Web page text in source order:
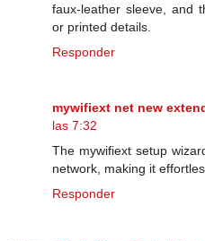
faux-leather sleeve, and
or printed details.
Responder
mywifiext net new
las 7:32
The mywifiext setup
network, making it
Responder